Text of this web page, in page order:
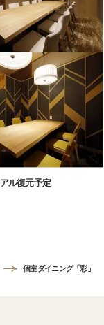
ル復元予定
個室ダイニング「彩」